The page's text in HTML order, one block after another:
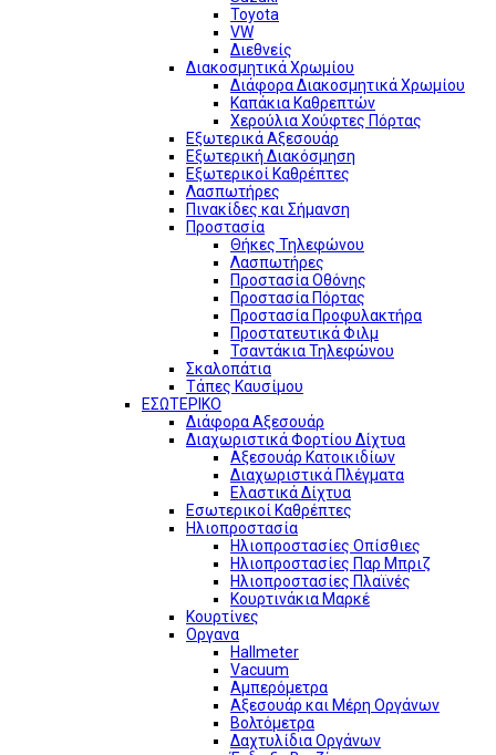
Toyota
VW
Διεθνείς
Διακοσμητικά Χρωμίου
Διάφορα Διακοσμητικά Χρωμίου
Καπάκια Καθρεπτών
Χερούλια Χούφτες Πόρτας
Εξωτερικά Αξεσουάρ
Εξωτερική Διακόσμηση
Εξωτερικοί Καθρέπτες
Λασπωτήρες
Πινακίδες και Σήμανση
Προστασία
Θήκες Τηλεφώνου
Λασπωτήρες
Προστασία Οθόνης
Προστασία Πόρτας
Προστασία Προφυλακτήρα
Προστατευτικά Φιλμ
Τσαντάκια Τηλεφώνου
Σκαλοπάτια
Τάπες Καυσίμου
ΕΣΩΤΕΡΙΚΟ
Διάφορα Αξεσουάρ
Διαχωριστικά Φορτίου Δίχτυα
Αξεσουάρ Κατοικιδίων
Διαχωριστικά Πλέγματα
Ελαστικά Δίχτυα
Εσωτερικοί Καθρέπτες
Ηλιοπροστασία
Ηλιοπροστασίες Οπίσθιες
Ηλιοπροστασίες Παρ Μπριζ
Ηλιοπροστασίες Πλαϊνές
Κουρτινάκια Μαρκέ
Κουρτίνες
Οργανα
Hallmeter
Vacuum
Αμπερόμετρα
Αξεσουάρ και Μέρη Οργάνων
Βολτόμετρα
Δαχτυλίδια Οργάνων